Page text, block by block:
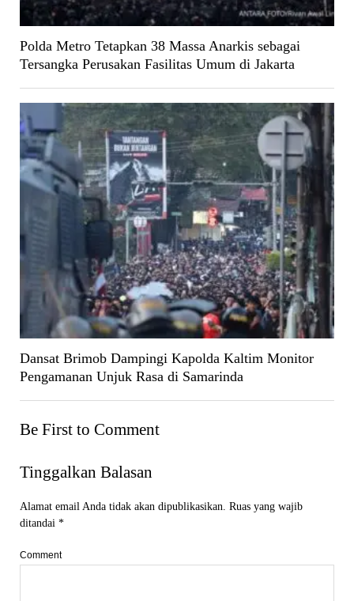
Polda Metro Tetapkan 38 Massa Anarkis sebagai
Tersangka Perusakan Fasilitas Umum di Jakarta
Dansat Brimob Dampingi Kapolda Kaltim Monitor
Pengamanan Unjuk Rasa di Samarinda
Be First to Comment
Tinggalkan Balasan
Alamat email Anda tidak akan dipublikasikan. Ruas yang wajib
ditandai *
Comment